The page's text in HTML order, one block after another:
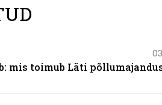
mis toimub Läti